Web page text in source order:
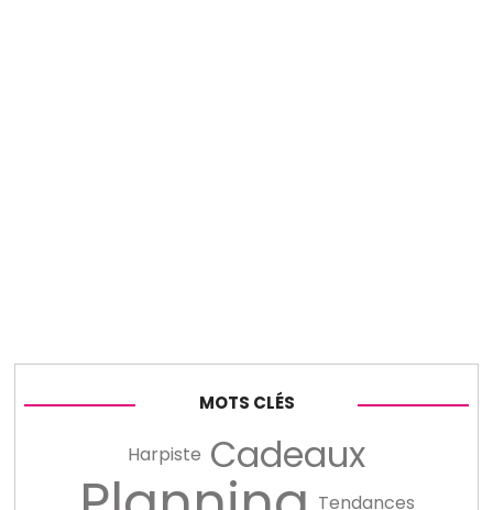
MOTS CLÉS
Harpiste Cadeaux
Tendances